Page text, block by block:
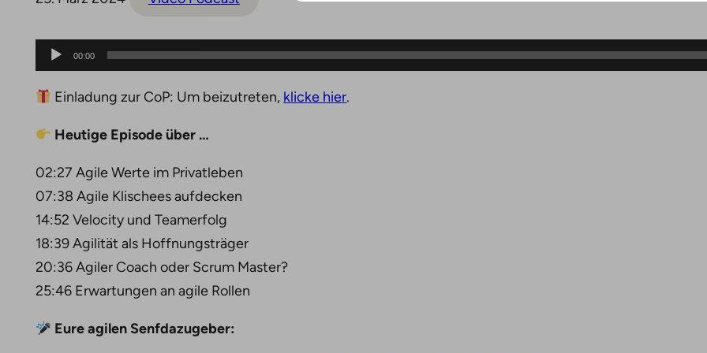
Audio-
Player
00:00
Einladung zur CoP: Um beizutreten, ⁠⁠klicke hier⁠.
Heutige Episode über …
02:27 Agile Werte im Privatleben
07:38 Agile Klischees aufdecken
14:52 Velocity und Teamerfolg
18:39 Agilität als Hoffnungsträger
20:36 Agiler Coach oder Scrum Master?
25:46 Erwartungen an agile Rollen
Eure agilen Senfdazugeber: